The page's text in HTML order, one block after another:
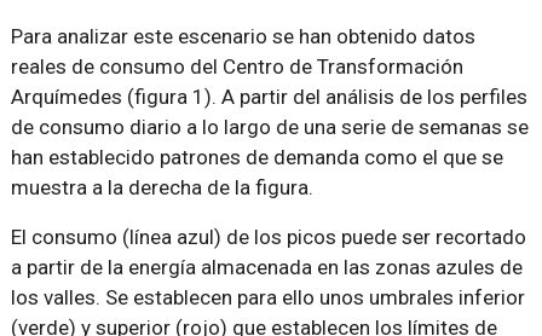
Para analizar este escenario se han obtenido datos
reales de consumo del Centro de Transformación
Arquímedes (figura 1). A partir del análisis de los perfiles
de consumo diario a lo largo de una serie de semanas se
han establecido patrones de demanda como el que se
muestra a la derecha de la figura.
El consumo (línea azul) de los picos puede ser recortado
a partir de la energía almacenada en las zonas azules de
los valles. Se establecen para ello unos umbrales inferior
(verde) y superior (rojo) que establecen los límites de